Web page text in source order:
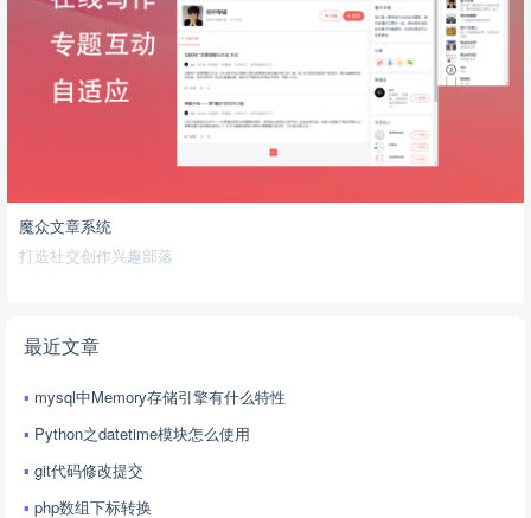
魔众文章系统
打造社交创作兴趣部落
最近文章
mysql中Memory存储引擎有什么特性
Python之datetime模块怎么使用
git代码修改提交
php数组下标转换